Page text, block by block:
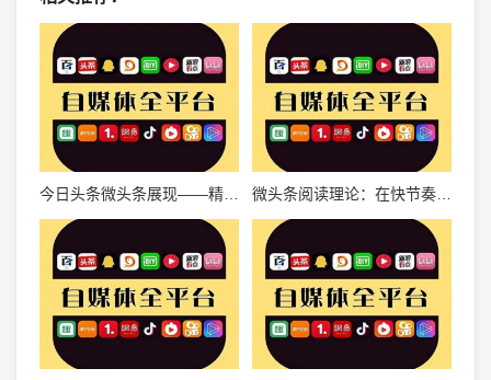
今日头条微头条展现——精准营销新利器，品牌推广必选平台 微头条阅读理论：在快节奏时代的高效信息获取